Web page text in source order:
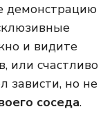
демонстрацию
и видите
или счастливо
зависти, но не
соседа.